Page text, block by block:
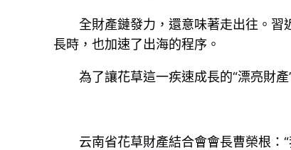
全財產鏈發力，還意味著走出往。
長時，也加速了出海的程序。
為了讓花草這一疾速成長的“漂亮財
云南省花草財產結合會會長曹榮根：